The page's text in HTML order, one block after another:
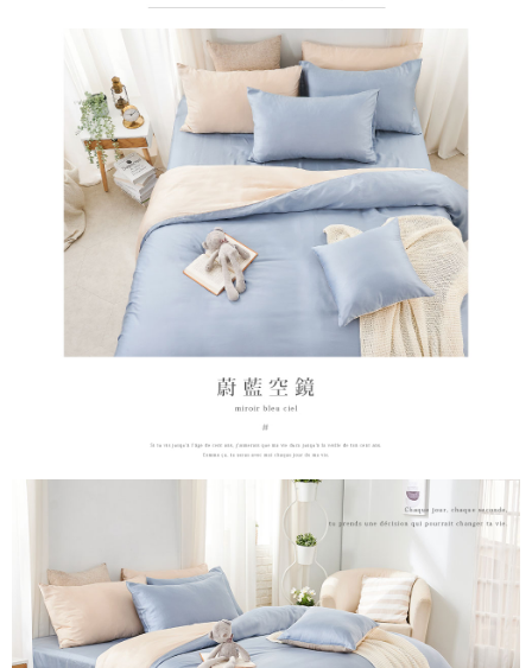
２．關於個人資料處理事宜，請瀏覽以下網址：
https://aftee.tw/terms/#terms3
３．未成年的使用者請事先徵得法定代理人或監護人之同意方可使用
「AFTEE先享後付」，若未經同意申辦者引起之損失，本公司不負相關責
４．使用「AFTEE先享後付」時，將依據個別帳號之用戶狀況，依本公司即
時審查核予不同之上限額度；若仍有額度不足之情形，本公司將視審查結果
請求用戶進行身份認證。
５．嚴禁一人註冊多個帳號或使用他人資訊註冊。若發現惡意使用之情形，
恩沛科技股份有限公司將有權停止該用戶之使用額度並採取法律行動。